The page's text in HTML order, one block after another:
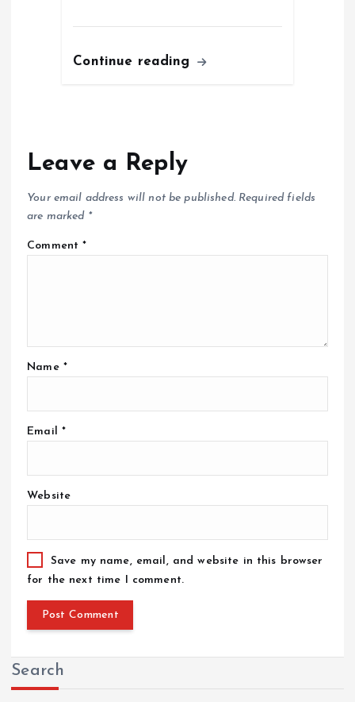
Continue reading
Leave a Reply
Your email address will not be published. Required fields
are marked *
Comment*
Name *
Email *
Website
Save my name, email, and website in this browser
for the next time I comment.
Search